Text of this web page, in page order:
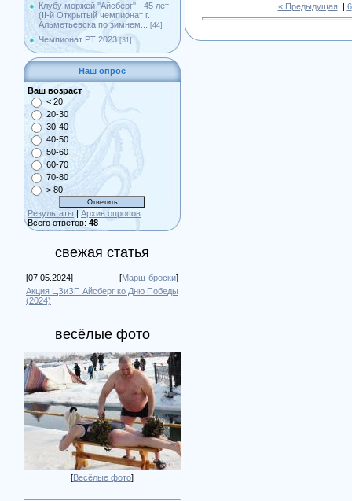
Клубу моржей ''Айсберг'' - 45 лет
(II-й Открытый чемпионат г.
Альметьевска по зимнем...
[44]
Чемпионат РТ 2023 [31]
Наш опрос
Ваш возраст
< 20
20-30
30-40
40-50
50-60
60-70
70-80
> 80
Результаты | Архив опросов
Всего ответов: 48
свежая статья
[07.05.2024] [Марш-броски]
Акция ЦЗиЗП Айсберг ко Дню Победы
(2024)
весёлые фото
[Весёлые фото]
« Предыдущая| 6